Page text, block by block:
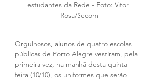
estudantes da Rede - Foto: Vitor
Rosa/Secom
Orgulhosos, alunos de quatro escolas
públicas de Porto Alegre vestiram, pela
primeira vez, na manhã desta quinta-
feira (10/10), os uniformes que serão